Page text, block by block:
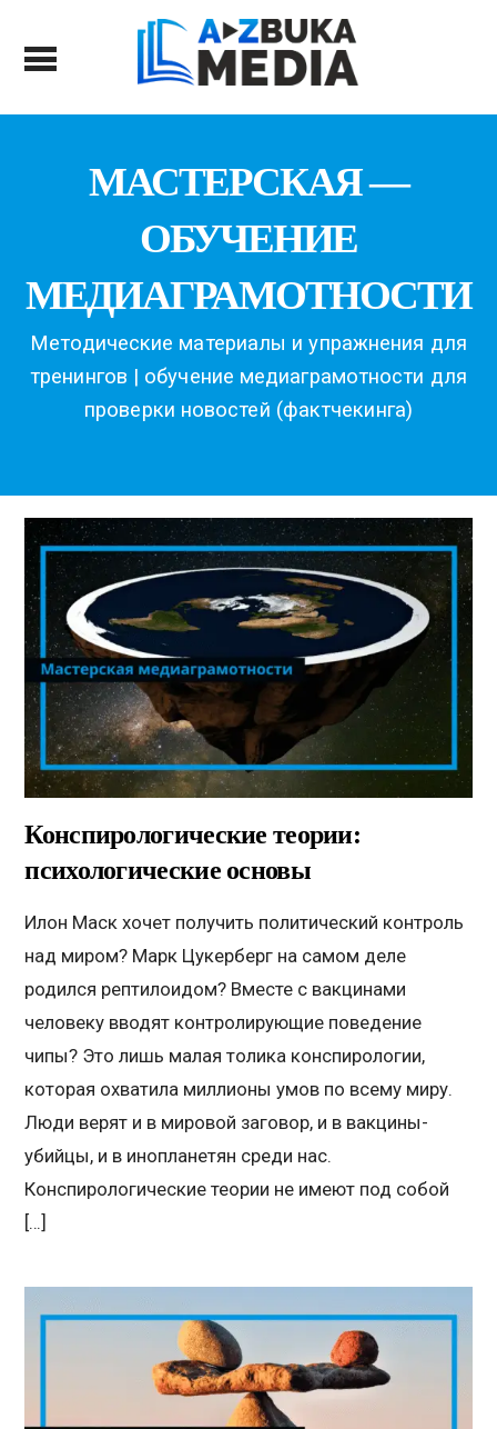
МАСТЕРСКАЯ —
ОБУЧЕНИЕ
МЕДИАГРАМОТНОСТИ
Методические материалы и упражнения для
тренингов | обучение медиаграмотности для
проверки новостей (фактчекинга)
Конспирологические теории:
психологические основы
Илон Маск хочет получить политический контроль
над миром? Марк Цукерберг на самом деле
родился рептилоидом? Вместе с вакцинами
человеку вводят контролирующие поведение
чипы? Это лишь малая толика конспирологии,
которая охватила миллионы умов по всему миру.
Люди верят и в мировой заговор, и в вакцины-
убийцы, и в инопланетян среди нас.
Конспирологические теории не имеют под собой
[…]